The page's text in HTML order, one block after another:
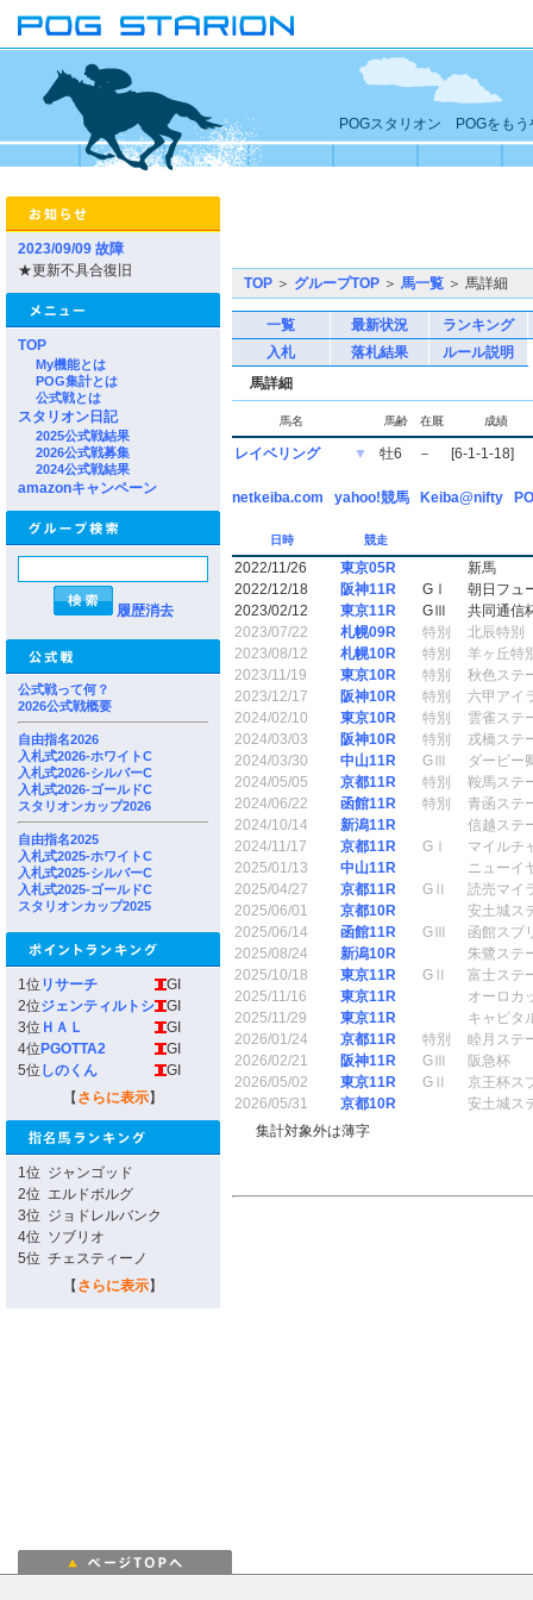
POGスタリオン POGをもう
2023/09/09 故障
★更新不具合復旧
TOP
My機能とは
POG集計とは
公式戦とは
スタリオン日記
2025公式戦結果
2026公式戦募集
2024公式戦結果
amazonキャンペーン
履歴消去
公式戦って何？
2026公式戦概要
自由指名2026
入札式2026-ホワイトC
入札式2026-シルバーC
入札式2026-ゴールドC
スタリオンカップ2026
自由指名2025
入札式2025-ホワイトC
入札式2025-シルバーC
入札式2025-ゴールドC
スタリオンカップ2025
1位 リサーチ
GI
2位ジェンティルトシ
GI
3位 ＨＡＬ
GI
4位 PGOTTA2
GI
5位 しのくん
GI
【 さらに表示】
1位 ジャンゴッド
2位 エルドボルグ
3位 ジョドレルバンク
4位 ソブリオ
5位 チェスティーノ
【 さらに表示】
TOP ＞ グループTOP ＞ 馬一覧 ＞ 馬詳細
一覧 最新状況
ランキング
入札
落札結果
ルール説明
馬詳細
馬名 馬齢 在厩 成績
レイベリング ▼ 牡6 － [6-1-1-18]
netkeiba.com yahoo!競馬 Keiba@nifty
日時 競走
2022/11/26 東京05R
新馬
2022/12/18
阪神11R GⅠ
朝日フュ
2023/02/12
東京11R GⅢ
共同通信
2023/07/22
札幌09R 特別
北辰特別
2023/08/12
札幌10R 特別
羊ヶ丘特
2023/11/19
東京10R 特別
秋色ステ
2023/12/17
阪神10R 特別
六甲アイ
2024/02/10
東京10R 特別
雲雀ステ
2024/03/03
阪神10R 特別
戎橋ステ
2024/03/30
中山11R GⅢ
ダービー
2024/05/05
京都11R 特別
鞍馬ステ
2024/06/22
函館11R 特別
青函ステ
2024/10/14
新潟11R
信越ステ
2024/11/17
京都11R GⅠ
マイルチ
2025/01/13
中山11R
ニューイ
2025/04/27
京都11R GⅡ
読売マイ
2025/06/01
京都10R
安土城ス
2025/06/14
函館11R GⅢ
函館スプ
2025/08/24
新潟10R
朱鷺ステ
2025/10/18
東京11R GⅡ
富士ステ
2025/11/16
東京11R
オーロカ
2025/11/29
東京11R
キャピタ
2026/01/24
京都11R 特別
睦月ステ
2026/02/21
阪神11R GⅢ
阪急杯
2026/05/02
東京11R GⅡ
京王杯ス
2026/05/31
京都10R
安土城ス
集計対象外は薄字